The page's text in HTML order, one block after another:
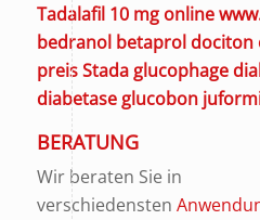
Tadalafil 10 mg online
bedranol betaprol dociton
preis Stada glucophage
diabetase glucobon
BERATUNG
Wir beraten Sie in
verschiedensten